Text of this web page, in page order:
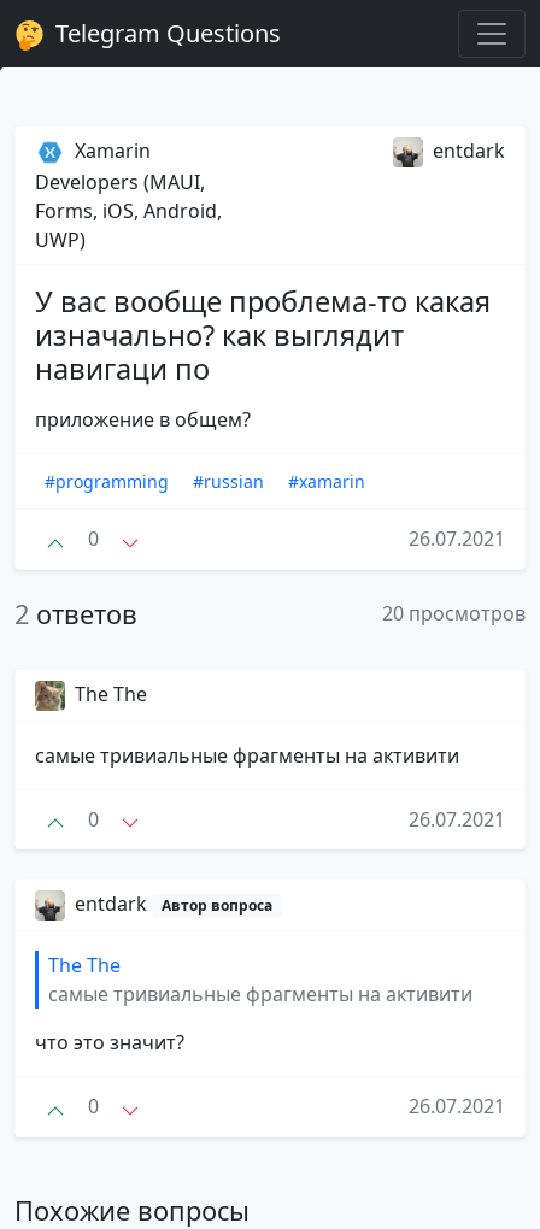
Telegram Questions
Xamarin
Developers (MAUI,
Forms, iOS, Android,
UWP)
entdark
У вас вообще проблема-то какая
изначально? как выглядит
навигаци по
приложение в общем?
#programming #russian #xamarin
0 26.07.2021
2 ответов 20 просмотров
The The
самые тривиальные фрагменты на активити
0 26.07.2021
entdark Автор вопроса
The The
самые тривиальные фрагменты на активити
что это значит?
0 26.07.2021
Похожие вопросы